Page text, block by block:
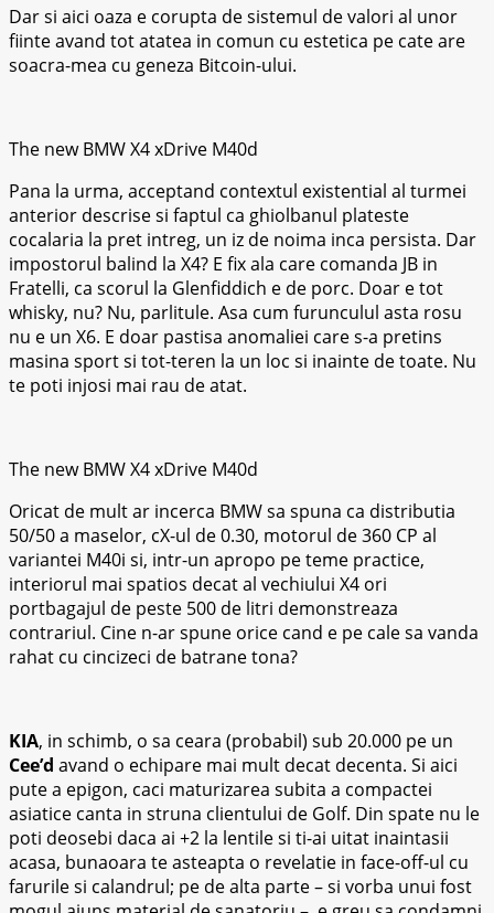
Dar si aici oaza e corupta de sistemul de valori al unor
fiinte avand tot atatea in comun cu estetica pe cate are
soacra-mea cu geneza Bitcoin-ului.
The new BMW X4 xDrive M40d
Pana la urma, acceptand contextul existential al turmei
anterior descrise si faptul ca ghiolbanul plateste
cocalaria la pret intreg, un iz de noima inca persista. Dar
impostorul balind la X4? E fix ala care comanda JB in
Fratelli, ca scorul la Glenfiddich e de porc. Doar e tot
whisky, nu? Nu, parlitule. Asa cum furunculul asta rosu
nu e un X6. E doar pastisa anomaliei care s-a pretins
masina sport si tot-teren la un loc si inainte de toate. Nu
te poti injosi mai rau de atat.
The new BMW X4 xDrive M40d
Oricat de mult ar incerca BMW sa spuna ca distributia
50/50 a maselor, cX-ul de 0.30, motorul de 360 CP al
variantei M40i si, intr-un apropo pe teme practice,
interiorul mai spatios decat al vechiului X4 ori
portbagajul de peste 500 de litri demonstreaza
contrariul. Cine n-ar spune orice cand e pe cale sa vanda
rahat cu cincizeci de batrane tona?
KIA, in schimb, o sa ceara (probabil) sub 20.000 pe un
Cee’d avand o echipare mai mult decat decenta. Si aici
pute a epigon, caci maturizarea subita a compactei
asiatice canta in struna clientului de Golf. Din spate nu le
poti deosebi daca ai +2 la lentile si ti-ai uitat inaintasii
acasa, bunaoara te asteapta o revelatie in face-off-ul cu
farurile si calandrul; pe de alta parte – si vorba unui fost